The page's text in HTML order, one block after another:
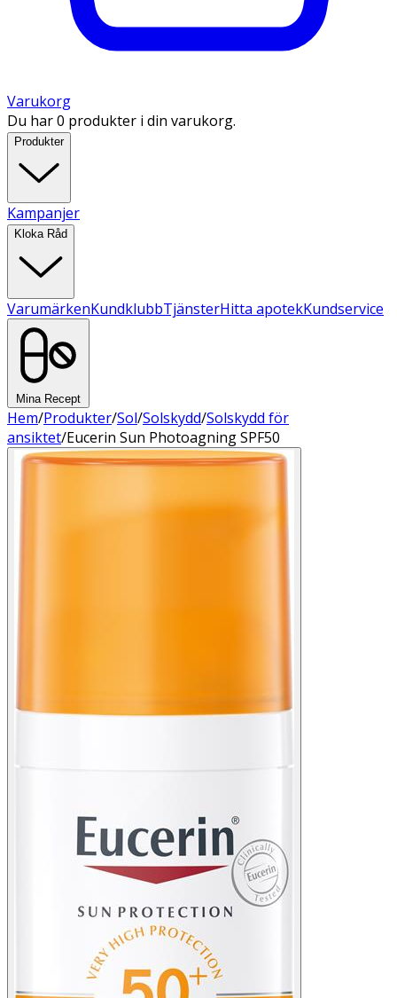
Varukorg
Du har 0 produkter i din varukorg.
Produkter
Kampanjer
Kloka Råd
VarumärkenKundklubbTjänsterHitta apotekKundservice
Mina Recept
Hem/Produkter/Sol/Solskydd/Solskydd för
ansiktet/Eucerin Sun Photoagning SPF50